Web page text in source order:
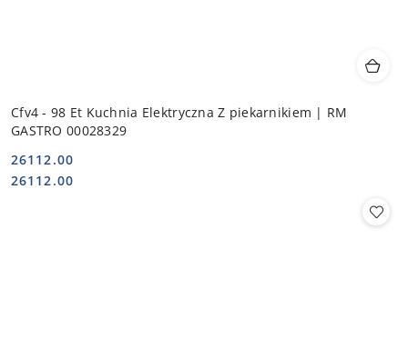
Cfv4 - 98 Et Kuchnia Elektryczna Z piekarnikiem | RM
GASTRO 00028329
Cena:
26112.00
Cena:
26112.00